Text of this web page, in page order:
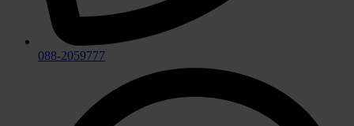
088-2059777